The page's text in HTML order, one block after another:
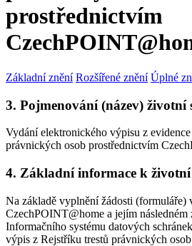
prostřednictvím
Základní znění Rozšířené znění Úplné
3. Pojmenování (název) životní
Vydání elektronického výpisu z
právnických osob prostřednictvím
4. Základní informace k životní
Na základě vyplnění žádosti (formuláře)
CzechPOINT@home a jejím následném
Informačního systému datových
výpis z Rejstříku trestů právnických